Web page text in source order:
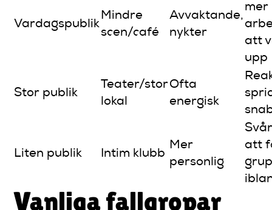
Vardagspublik
Mindre
scen/café
Avvaktande,
nykter
mer
att
upp
Stor publik
Teater/stor
lokal
Ofta
energisk
Liten publik Intim klubb
Mer
personlig
att
Vanliga fallgropar